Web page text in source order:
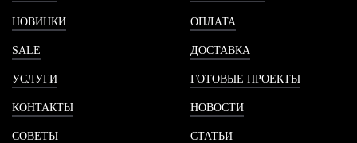
НОВИНКИ
SALE
УСЛУГИ
КОНТАКТЫ
СОВЕТЫ
ОПЛАТА
ДОСТАВКА
ГОТОВЫЕ ПРОЕКТЫ
НОВОСТИ
СТАТЬИ